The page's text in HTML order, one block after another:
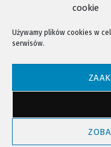
cookie
Używamy plików cookies w
serwisów.
NTV - Nasza Telewizja